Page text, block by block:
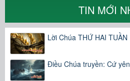
TIN MỚI
Lời Chúa THỨ HAI
Điều Chúa truyền: Cứ